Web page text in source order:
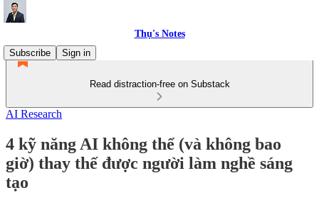
Thụ's Notes
Subscribe
Sign in
Read distraction-free on Substack
AI Research
4 kỹ năng AI không thể (và không bao
giờ) thay thế được người làm nghề sáng
tạo